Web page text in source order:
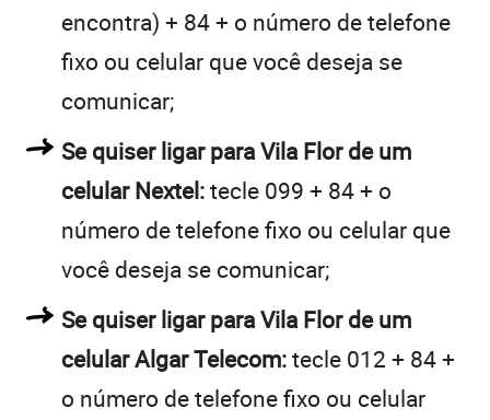
encontra) + 84 + o número de telefone
fixo ou celular que você deseja se
comunicar;
Se quiser ligar para Vila Flor de um
celular Nextel:tecle 099 + 84 + o
número de telefone fixo ou celular que
você deseja se comunicar;
Se quiser ligar para Vila Flor de um
celular Algar Telecom:tecle 012 + 84 +
o número de telefone fixo ou celular